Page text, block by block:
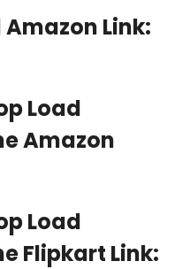
Amazon Link:
Load
Amazon
Load
Flipkart Link: